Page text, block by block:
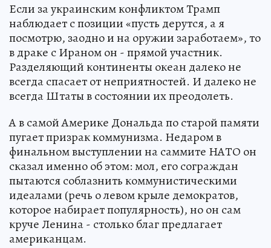
Если за украинским конфликтом Трамп
наблюдает с позиции «пусть дерутся, а я
посмотрю, заодно и на оружии заработаем», то
в драке с Ираном он - прямой участник.
Разделяющий континенты океан далеко не
всегда спасает от неприятностей. И далеко не
всегда Штаты в состоянии их преодолеть.
А в самой Америке Дональда по старой памяти
пугает призрак коммунизма. Недаром в
финальном выступлении на саммите НАТО он
сказал именно об этом: мол, его сограждан
пытаются соблазнить коммунистическими
идеалами (речь о левом крыле демократов,
которое набирает популярность), но он сам
круче Ленина - столько благ предлагает
американцам.